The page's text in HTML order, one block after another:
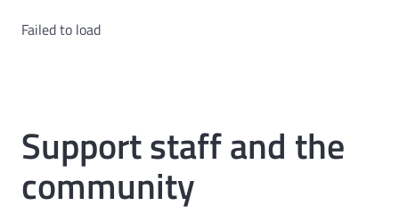
Failed to load
Support staff and the
community